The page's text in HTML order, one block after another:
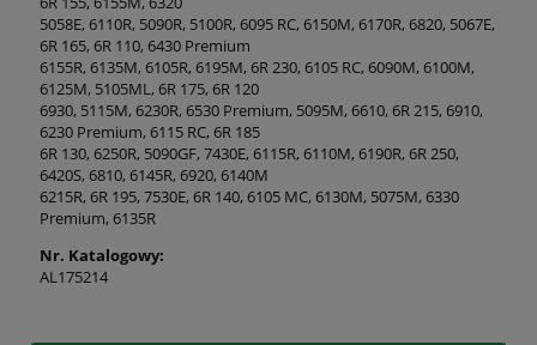
5058E, 6110R, 5090R, 5100R, 6095 RC, 6150M, 6170R, 6820, 5067E,
6R 165, 6R 110, 6430 Premium
6155R, 6135M, 6105R, 6195M, 6R 230, 6105 RC, 6090M, 6100M,
6125M, 5105ML, 6R 175, 6R 120
6930, 5115M, 6230R, 6530 Premium, 5095M, 6610, 6R 215, 6910,
6230 Premium, 6115 RC, 6R 185
6R 130, 6250R, 5090GF, 7430E, 6115R, 6110M, 6190R, 6R 250,
6420S, 6810, 6145R, 6920, 6140M
6215R, 6R 195, 7530E, 6R 140, 6105 MC, 6130M, 5075M, 6330
Premium, 6135R
Nr. Katalogowy:
AL175214